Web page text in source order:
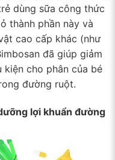
dùng sữa công thức
thành phần này và
cao cấp khác (như
đã giúp giảm
cho phân của bé
đường ruột.
lợi khuẩn đường